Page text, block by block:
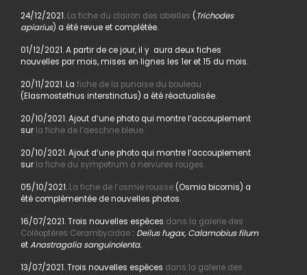
24/12/2021. La fiche du clairon des abeilles ( Trichodes
apiarius) a été revue et complétée.
01/12/2021. A partir de ce jour, il y aura deux fiches
nouvelles par mois, mises en lignes les 1er et 15 du mois.
20/11/2021. La fiche de la punaise du bouleau
(Elasmostethus interstinctus) a été réactualisée.
20/10/2021. Ajout d’une photo qui montre l’accouplement
sur la fiche de l’aeschne bleue.
20/10/2021. Ajout d’une photo qui montre l’accouplement
sur la fiche du sympetrum à nervures rouges.
05/10/2021. La fiche de l’osmie rousse(Osmia bicornis) a
été complémentée de nouvelles photos.
16/07/2021. Trois nouvelles espèces dans la galerie des
Coléoptères Cerambycidae: Deilus fugax, Calamobius filum
etAnastragalia sanguinolenta.
13/07/2021. Trois nouvelles espèces dans la galerie des